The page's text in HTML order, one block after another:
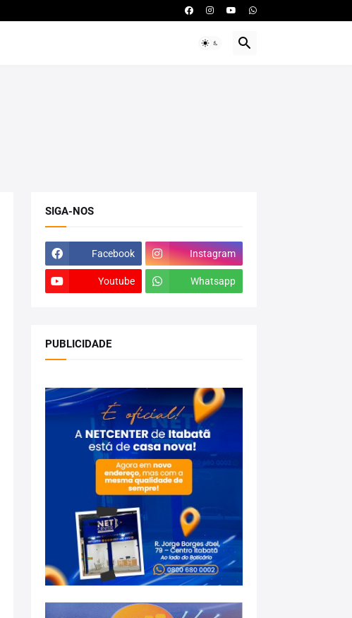
SIGA-NOS
Facebook Instagram
Youtube Whatsapp
PUBLICIDADE